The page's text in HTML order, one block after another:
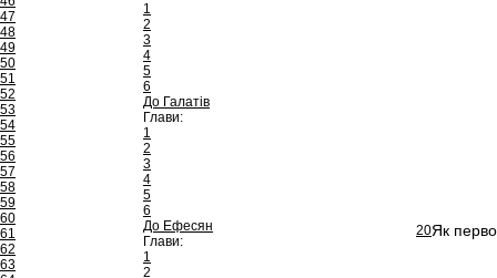
47
48
49
50
51
52
53
54
55
56
57
58
59
60
61
62
63
1
2
3
4
5
6
До Галатів
Глави:
1
2
3
4
5
6
До Ефесян
Глави:
1
2
20Як